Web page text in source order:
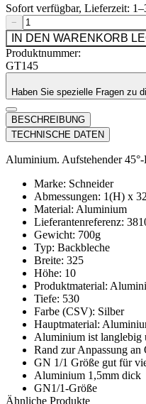
Sofort verfügbar, Lieferzeit:
−
IN DEN WARENKORB
Produktnummer:
GT145
Haben Sie spezielle Fragen zu
BESCHREIBUNG
TECHNISCHE DATEN
Aluminium. Aufstehender 45°-
Marke: Schneider
Abmessungen: 1(H) x
Material: Aluminium
Lieferantenreferenz:
Gewicht: 700g
Typ: Backbleche
Breite: 325
Höhe: 10
Produktmaterial:
Tiefe: 530
Farbe (CSV): Silber
Hauptmaterial:
Aluminium ist langlebig
Rand zur Anpassung an
GN 1/1 Größe gut für
Aluminium 1,5mm dick
GN1/1-Größe
Ähnliche Produkte